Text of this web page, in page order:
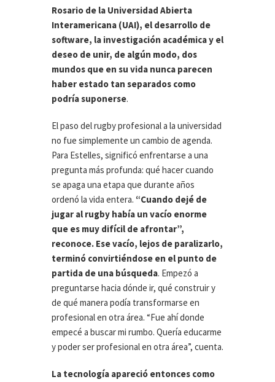
Rosario de la Universidad Abierta
Interamericana (UAI), el desarrollo de
software, la investigación académica y el
deseo de unir, de algún modo, dos
mundos que en su vida nunca parecen
haber estado tan separados como
podría suponerse.
El paso del rugby profesional a la universidad
no fue simplemente un cambio de agenda.
Para Estelles, significó enfrentarse a una
pregunta más profunda: qué hacer cuando
se apaga una etapa que durante años
ordenó la vida entera. “Cuando dejé de
jugar al rugby había un vacío enorme
que es muy difícil de afrontar”,
reconoce. Ese vacío, lejos de paralizarlo,
terminó convirtiéndose en el punto de
partida de una búsqueda. Empezó a
preguntarse hacia dónde ir, qué construir y
de qué manera podía transformarse en
profesional en otra área. “Fue ahí donde
empecé a buscar mi rumbo. Quería educarme
y poder ser profesional en otra área”, cuenta.
La tecnología apareció entonces como